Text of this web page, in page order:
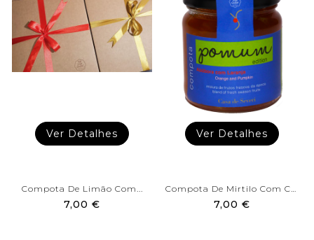
Ver Detalhes Ver Detalhes
Compota De Limão Com...
7,00 € 7,00 €